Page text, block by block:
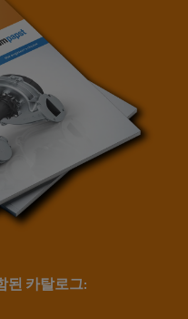
된 카탈로그: